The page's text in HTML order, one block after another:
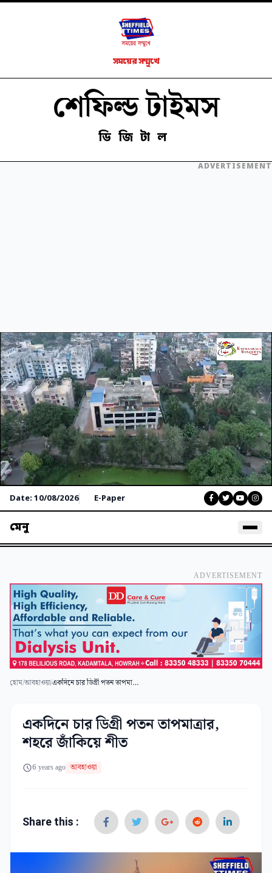
সময়ের সম্মুখে
শেফিল্ড টাইমস
ডিজিটাল
ADVERTISEMENT
Date: 10/08/2026 E-Paper
মেনু
ADVERTISEMENT
হোম/আবহাওয়া/ একদিনে চার ডিগ্রী পতন তাপমাত্রার, শহরে জাঁকিয়ে শীত
একদিনে চার ডিগ্রী পতন তাপমাত্রার,
শহরে জাঁকিয়ে শীত
6 years ago আবহাওয়া
Share this :